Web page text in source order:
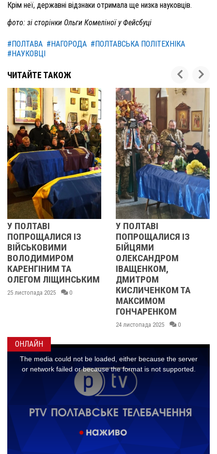
Крім неї, державні відзнаки отримала ще низка науковців.
фото: зі сторінки Ольги Комеліної у Фейсбуці
#ПОЛТАВА #НАГОРОДА #ПОЛТАВСЬКА ПОЛІТЕХНІКА
#НАУКОВЦІ
ЧИТАЙТЕ ТАКОЖ
У ПОЛТАВІ
ПОПРОЩАЛИСЯ ІЗ
БІЙЦЯМИ
ОЛЕКСАНДРОМ
ІВАЩЕНКОМ,
ДМИТРОМ
КИСЛИЧЕНКОМ ТА
РЕВОЛЮЦІЯ
2013 ОЧИМА
21 листопада 2025
ОНЛАЙН